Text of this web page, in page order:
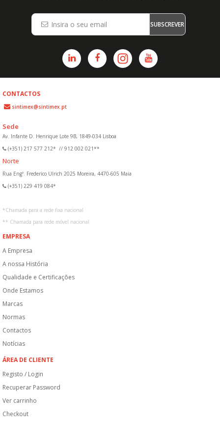
SUBSCREVER
CONTACTOS
sintimex@sintimex.pt
Sede
Av. Infante D. Henrique Lote 9B, 1849-034 Lisboa
(+351) 217 577 212* // 912 002 021**
Norte
Rua Engº. Frederico Ulrich 2025 Moreira, 4470-605 Maia
(+351) 229 419 084*
*Chamada para a rede fixa nacional
** Chamada para rede móvel nacional
EMPRESA
A Empresa
A nossa História
Qualidade e Certificações
Onde Estamos
Marcas
Normas
Contactos
Notícias
ÁREA DE CLIENTE
Registo / Login
Recuperar Password
Ver carrinho
Checkout